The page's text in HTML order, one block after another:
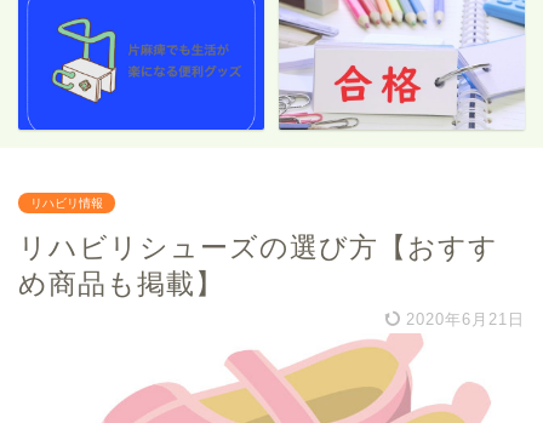
リハビリ情報
リハビリシューズの選び方【おすす
め商品も掲載】
2020年6月21日